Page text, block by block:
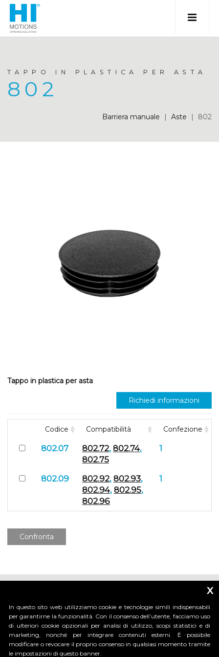
TAPPO IN PLASTICA PER ASTA
802
Barriera manuale | Aste | 802
Tappo in plastica per asta
Richiedi informazioni
Codice Compatibilità Confezione
802.07 802.72, 802.74,
802.75
1
802.09 802.92, 802.93,
802.94, 802.95,
802.96
1
Confronta
_____________________________
x
In questo sito web utilizziamo cookie e tecnologie simili indispensabili
per garantirne la funzionalità. Con il consenso dell’utente, facciamo uso
di ulteriori cookie opzionali per analisi di utilizzo, scopi statistici e di
marketing, nonché per integrare contenuti esterni. È possibile
modificare o revocare il proprio consenso in qualsiasi momento tramite
le impostazioni di questo banner.